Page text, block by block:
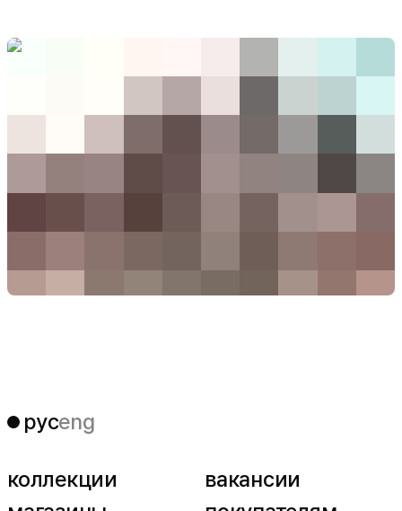
русeng
коллекции
вакансии